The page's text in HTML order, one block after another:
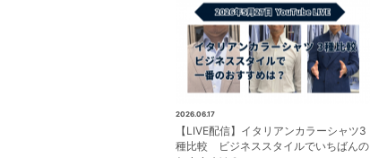
2026.06.17
【LIVE配信】イタリアンカラーシャツ3
種比較 ビジネススタイルでいちばんの